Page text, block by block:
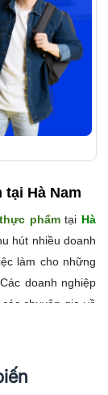
Hà Nam
phẩmtại Hà
hút nhiều doanh
làm cho những
doanh nghiệp
chuyên gia về
để khởi đầu sự
khá cao giữa